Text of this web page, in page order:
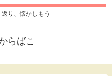
り、懐かしもう
らばこ